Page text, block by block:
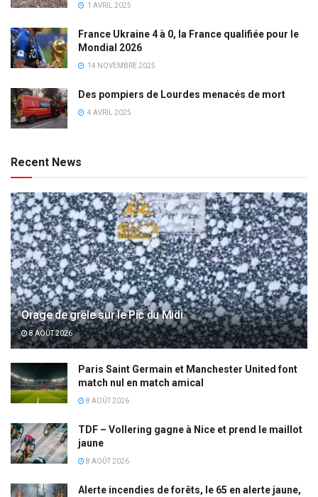
1 AVRIL 2025
France Ukraine 4 à 0, la France qualifiée pour le
Mondial 2026
14 NOVEMBRE 2025
Des pompiers de Lourdes menacés de mort
4 AVRIL 2025
Recent News
Orage de grêle sur le Pic du Midi
8 AOÛT 2026
Paris Saint Germain et Manchester United font
match nul en match amical
8 AOÛT 2026
TDF – Vollering gagne à Nice et prend le maillot
jaune
8 AOÛT 2026
Alerte incendies de forêts, le 65 en alerte jaune,